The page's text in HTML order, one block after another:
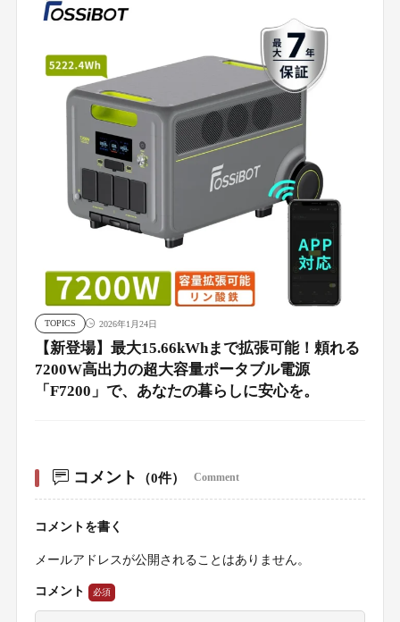
TOPICS 2026年1月24日
【新登場】最大15.66kWhまで拡張可能！頼れる
7200W高出力の超大容量ポータブル電源
「F7200」で、あなたの暮らしに安心を。
コメント （0件） Comment
コメントを書く
メールアドレスが公開されることはありません。
コメント